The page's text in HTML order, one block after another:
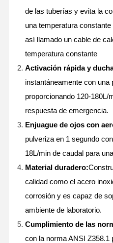
de las tuberías y evita la
una temperatura
así llamado un cable de
temperatura constante
Activación rápida y
instantáneamente con una
proporcionando 120-180L/
respuesta de emergencia.
Enjuague de ojos con
pulveriza en 1 segundo
18L/min de caudal para
Material duradero:
calidad como el acero
corrosión y es capaz de
ambiente de laboratorio.
Cumplimiento de las
con la norma ANSI Z358.1